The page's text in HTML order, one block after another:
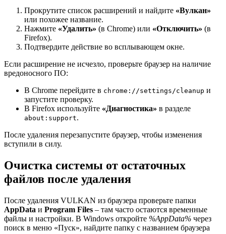
Прокрутите список расширений и найдите «Вулкан»
или похожее название.
Нажмите «Удалить» (в Chrome) или «Отключить» (в
Firefox).
Подтвердите действие во всплывающем окне.
Если расширение не исчезло, проверьте браузер на наличие
вредоносного ПО:
В Chrome перейдите в chrome://settings/cleanup и
запустите проверку.
В Firefox используйте «Диагностика» в разделе
about:support.
После удаления перезапустите браузер, чтобы изменения
вступили в силу.
Очистка системы от остаточных
файлов после удаления
После удаления VULKAN из браузера проверьте папки
AppData и Program Files – там часто остаются временные
файлы и настройки. В Windows откройте %AppData% через
поиск в меню «Пуск», найдите папку с названием браузера